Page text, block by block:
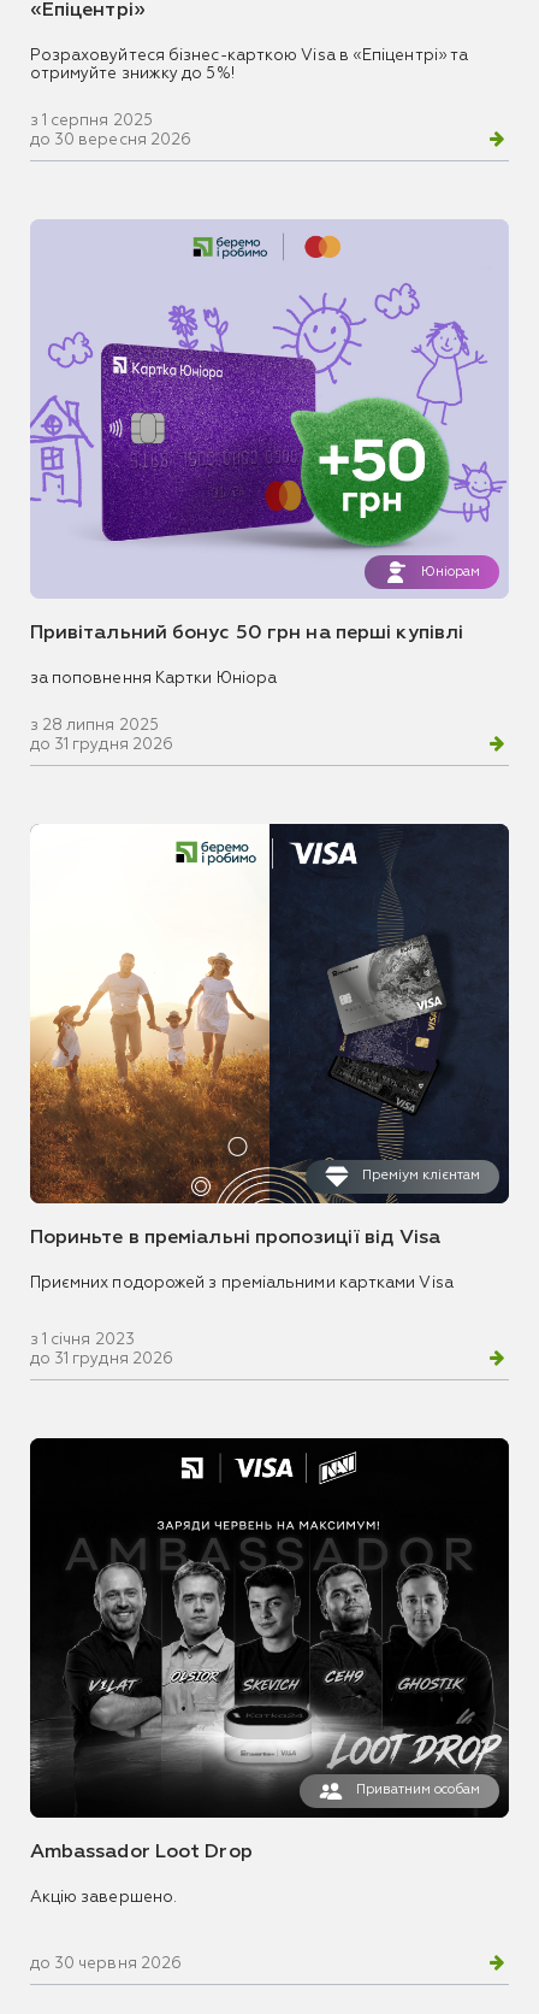
«Епіцентрі»
Розраховуйтеся бізнес-карткою Visa в «Епіцентрі» та
отримуйте знижку до 5%!
з 1 серпня 2025
до 30 вересня 2026
Юніорам
Привітальний бонус 50 грн на перші купівлі
за поповнення Картки Юніора
з 28 липня 2025
до 31 грудня 2026
Преміум клієнтам
Пориньте в преміальні пропозиції від Visa
Приємних подорожей з преміальними картками Visa
з 1 січня 2023
до 31 грудня 2026
Приватним особам
Ambassador Loot Drop
Акцію завершено.
до 30 червня 2026